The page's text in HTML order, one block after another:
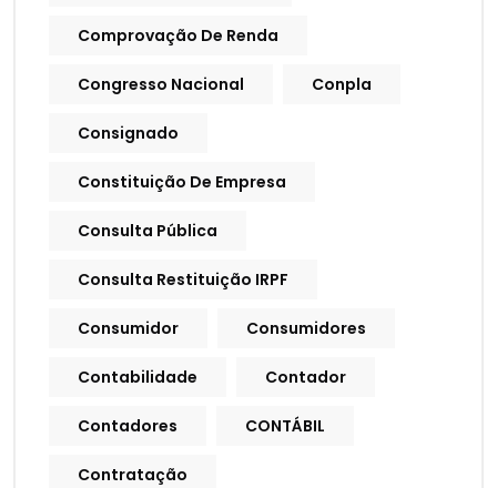
Comprovação De Renda
Congresso Nacional Conpla
Consignado
Constituição De Empresa
Consulta Pública
Consulta Restituição IRPF
Consumidor Consumidores
Contabilidade Contador
Contadores CONTÁBIL
Contratação